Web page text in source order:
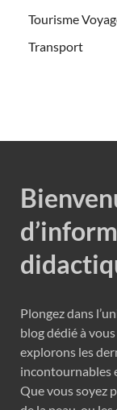
Tourisme
Transport
Plongez dans
blog dédié à
explorons les
incontournables
Que vous soyez